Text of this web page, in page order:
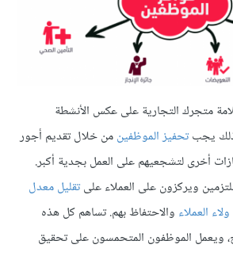
متجرك التجارية على عكس الأنشطة
يجبتحفيز الموظفينمن خلال تقديم أجور
أخرى لتشجعيهم على العمل بجدية أكبر.
ويركزون على العملاء علىتقليل معدل
العملاء والاحتفاظ بهم. تساهم كل هذه
ويعمل الموظفون المتحمسون على تحقيق